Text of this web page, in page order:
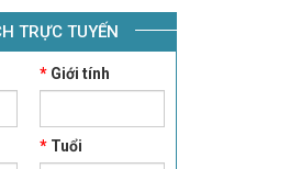
TRỰC TUYẾN
*Giới tính
*Tuổi